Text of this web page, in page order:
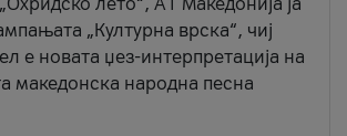
„Културна врска“, чиј
е новата џез-интерпретација на
македонска народна песна